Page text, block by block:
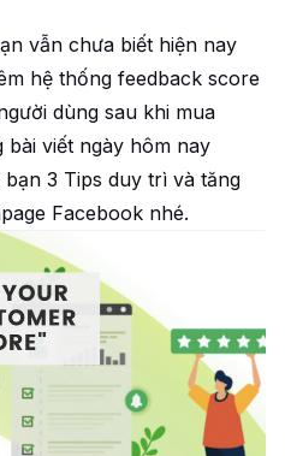
vẫn chưa biết hiện nay
hệ thống feedback score
dùng sau khi mua
viết ngày hôm nay
3 Tips duy trì và tăng
Facebook nhé.